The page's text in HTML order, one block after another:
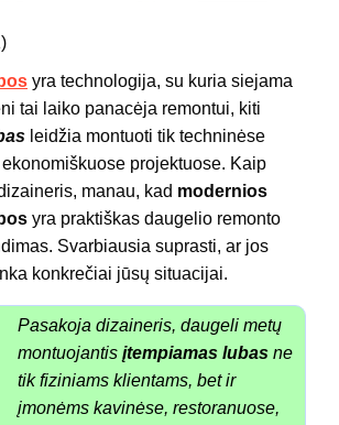
)
yra technologija, su kuria siejama
tai laiko panacėja remontui, kiti
leidžia montuoti tik techninėse
projektuose. Kaip
manau, kad modernios
yra praktiškas daugelio remonto
Svarbiausia suprasti, ar jos
konkrečiai jūsų situacijai.
Pasakoja dizaineris, daugeli metų
montuojantis įtempiamas lubas ne
tik fiziniams klientams, bet ir
įmonėms kavinėse, restoranuose,